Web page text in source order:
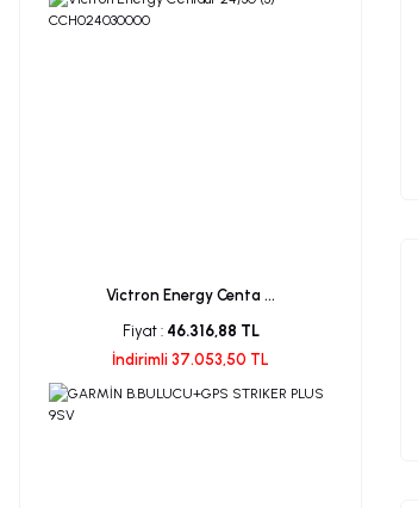
Victron Energy Centa ...
Fiyat : 46.316,88 TL
İndirimli 37.053,50 TL